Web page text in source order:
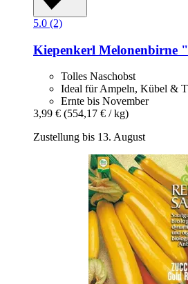
5.0 (2)
Kiepenkerl Melonenbirne
Tolles Naschobst
Ideal für Ampeln, Kübel &
Ernte bis November
3,99 € (554,17 € / kg)
Zustellung bis 13. August